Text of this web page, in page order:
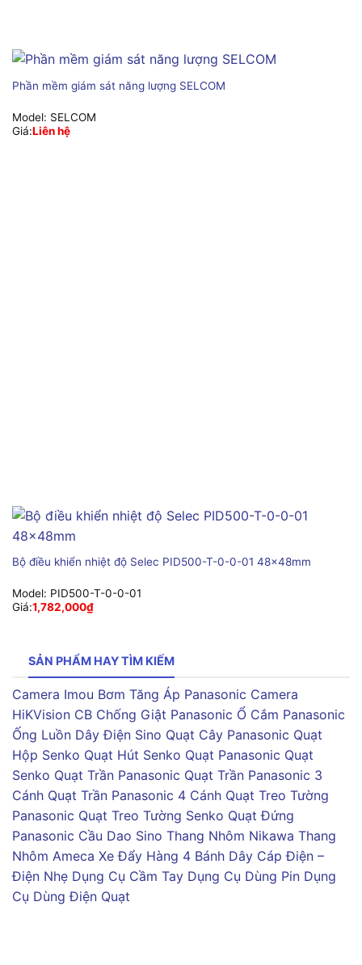
Phần mềm giám sát năng lượng SELCOM
Model: SELCOM
Giá:Liên hệ
Bộ điều khiển nhiệt độ Selec PID500-T-0-0-01 48x48mm
Model: PID500-T-0-0-01
Giá:1,782,000₫
SẢN PHẨM HAY TÌM KIẾM
Camera Imou Bơm Tăng Áp Panasonic Camera
HiKVision CB Chống Giật Panasonic Ổ Cắm Panasonic
Ống Luồn Dây Điện Sino Quạt Cây Panasonic Quạt
Hộp Senko Quạt Hút Senko Quạt Panasonic Quạt
Senko Quạt Trần Panasonic Quạt Trần Panasonic 3
Cánh Quạt Trần Panasonic 4 Cánh Quạt Treo Tường
Panasonic Quạt Treo Tường Senko Quạt Đứng
Panasonic Cầu Dao Sino Thang Nhôm Nikawa Thang
Nhôm Ameca Xe Đẩy Hàng 4 Bánh Dây Cáp Điện –
Điện Nhẹ Dụng Cụ Cầm Tay Dụng Cụ Dùng Pin Dụng
Cụ Dùng Điện Quạt